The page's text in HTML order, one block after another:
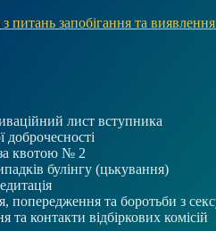
питань запобігання та виявлення
лист вступника
доброчесності
квотою № 2
булінгу (цькування)
попередження та боротьби з
та контакти відбіркових комісій